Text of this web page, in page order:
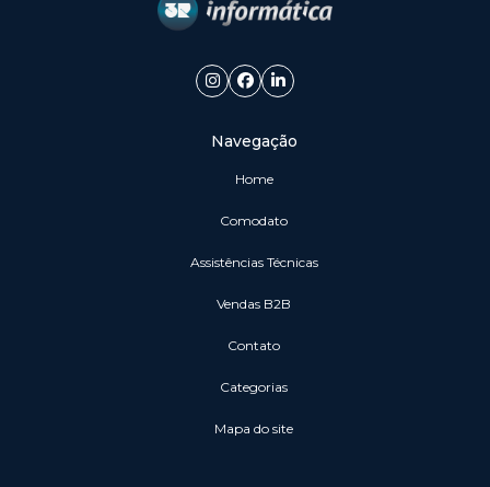
Navegação
Home
Comodato
Assistências Técnicas
vendas B2B
Contato
Categorias
Mapa do site